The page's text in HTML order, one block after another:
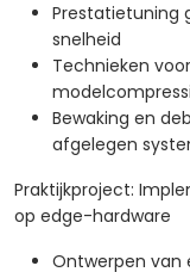
Prestatietuning
snelheid
Technieken
Bewaking en
afgelegen
Praktijkproject:
op edge-hardware
Ontwerpen van